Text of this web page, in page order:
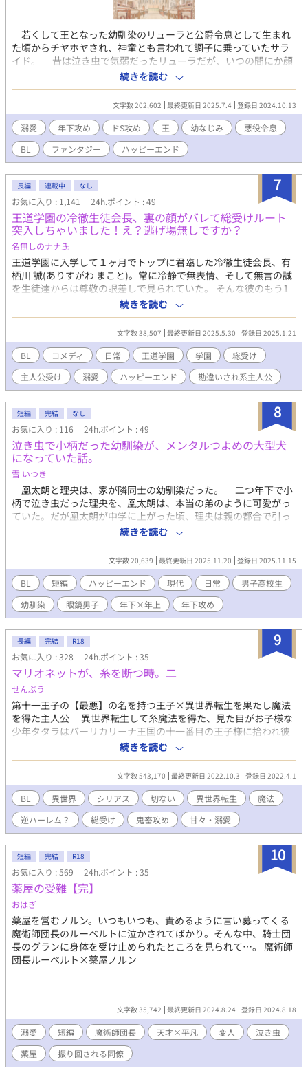
若くして王となった幼馴染のリューラと公爵令息として生まれ
た頃からチヤホヤされ、神童とも言われて調子に乗っていたサラ
イド。 昔は泣き虫で気弱だったリューラだが、いつの間にか顔
も性格も身体つきも政治手腕も剣の腕も……何もかも完璧で、手
の届かない眩しい存在になっていた。 年下でもあるリューラに
何一つ敵わず、不貞腐れていたサライド。 リューラが国民から
愛され、称賛される度にサライドは少し憎らしく思っていた。
続きを読む
文字数 202,602 最終更新日 2025.7.4 登録日 2024.10.13
溺愛 年下攻め ドS攻め 王 幼なじみ
悪役令息
BL
ファンタジー ハッピーエンド
7
長編 連載中 なし
お気に入り : 1,141 24h.ポイント : 49
王道学園の冷徹生徒会長、裏の顔がバレて総受けルート
突入しちゃいました！え？逃げ場無しですか？
名無しのナナ氏
王道学園に入学して１ヶ月でトップに君臨した冷徹生徒会長、有
栖川 誠(ありすがわ まこと)。常に冷静で無表情、そして無言の誠
を生徒達からは尊敬の眼差しで見られていた。 そんな彼のもう1
つの姿は… どの企業にも属さないにも関わらず、VTuber界で人気
を博した個人VTuber〈〈 アイリス 〉〉！？ 本性は寂しがり屋の
泣き虫。色々あって周りから誤解されまくってしまった結果アイ
リスとして素を出していた。そんなある日、生徒会の仕事を1人で
黙々とやっている内に疲れてしまい__________ ※ ・非王道気味
・固定カプ予定は未定 ・悲しい過去🐜のたまにシリアス ・話の流
れが遅い ・本格的に嫌われ始めるのは2章から
続きを読む
文字数 38,507 最終更新日 2025.5.30 登録日 2025.1.21
BL コメディ 日常 王道学園 学園
総受け
主人公受け
溺愛 ハッピーエンド 勘違いされ系主人公
8
短編 完結 なし
お気に入り : 116 24h.ポイント : 49
泣き虫で小柄だった幼馴染が、メンタルつよめの大型犬
になっていた話。
雪 いつき
凰太朗と理央は、家が隣同士の幼馴染だった。 二つ年下で小
柄で泣き虫だった理央を、凰太朗は、本当の弟のように可愛がっ
ていた。だが凰太朗が中学に上がった頃、理央は親の都合で引っ
越してしまう。 それから五年が経った頃、理央から同じ高校に
入学するという連絡を受ける。変わらず可愛い姿を想像していた
ものの、再会した理央は、モデルのように背の高いイケメンに成
長していた。 「凰ちゃんのこと大好きな俺も、他の奴らはどうで
もいい俺も、どっちも本当の俺だから」 人前でそんな発言をし
て爽やかに笑う。 発言はともかく、今も変わらず懐いてくれて
嬉しい。そのはずなのに、昔とは違う成長した理央に、だんだん
とドキドキし始めて……。
続きを読む
文字数 20,639 最終更新日 2025.11.20 登録日 2025.11.15
BL 短編 ハッピーエンド 現代 日常
男子高校生
幼馴染
眼鏡男子 年下×年上 年下攻め
9
長編 完結 R18
お気に入り : 328 24h.ポイント : 35
マリオネットが、糸を断つ時。二
せんぷう
第十一王子の【最悪】の名を持つ王子×異世界転生を果たし魔法
を得た主人公 異世界転生して糸魔法を得た、見た目がお子様な
少年タタラはバーリカリーナ王国の十一番目の王子様に拾われ彼
を護る守護魔導師となる。 人の心を見通す力を得た暴君である
王子と、健気でちょっと泣き虫な少年の恋が…前作で始まり今作
では波乱の展開と共に進む。 裏切り、信仰、純愛、真実…様々
な壁が二人を阻み…最後に用意された闇を見た時 きっと世界
は、彼を引き止めることなど出来ないのだろう。 【将来的にR18
ですが、こちら物語重視となってます】 ※←ややR18系 ※※←ガ
ッツリR18系 ．
続きを読む
文字数 543,170 最終更新日 2022.10.3 登録日 2022.4.1
BL 異世界 シリアス 切ない 異世界転生
魔法
逆ハーレム？
総受け 鬼畜攻め 甘々・溺愛
10
短編 完結 R18
お気に入り : 569 24h.ポイント : 35
薬屋の受難【完】
おはぎ
薬屋を営むノルン。いつもいつも、責めるように言い募ってくる
魔術師団長のルーベルトに泣かされてばかり。そんな中、騎士団
長のグランに身体を受け止められたところを見られて…。 魔術師
団長ルーベルト×薬屋ノルン
文字数 35,742 最終更新日 2024.8.24 登録日 2024.8.18
溺愛 短編 魔術師団長 天才×平凡 変人
泣き虫
薬屋
振り回される同僚